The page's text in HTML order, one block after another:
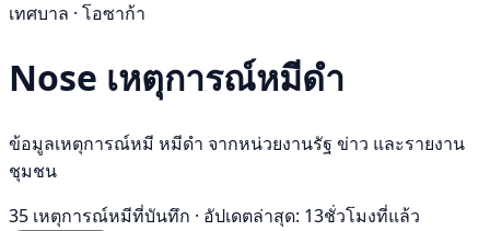
เทศบาล · โอซาก้า
Nose เหตุการณ์หมีดำ
ข้อมูลเหตุการณ์หมี หมีดำ จากหน่วยงานรัฐ ข่าว และรายงาน
ชุมชน
35 เหตุการณ์หมีที่บันทึก · อัปเดตล่าสุด: 13ชั่วโมงที่แล้ว